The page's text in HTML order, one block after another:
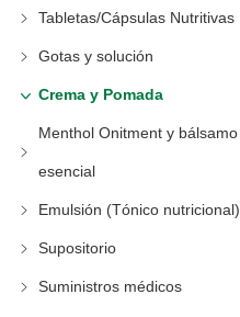
Tabletas/Cápsulas Nutritivas
Gotas y solución
Crema y Pomada
Menthol Onitment y bálsamo
esencial
Emulsión (Tónico nutricional)
Supositorio
Suministros médicos